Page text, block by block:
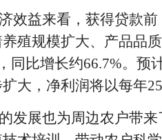
效益来看，获得贷款
殖规模扩大、产品品
同比增长约66.7%。预
大，净利润将以每年
发展也为周边农户带